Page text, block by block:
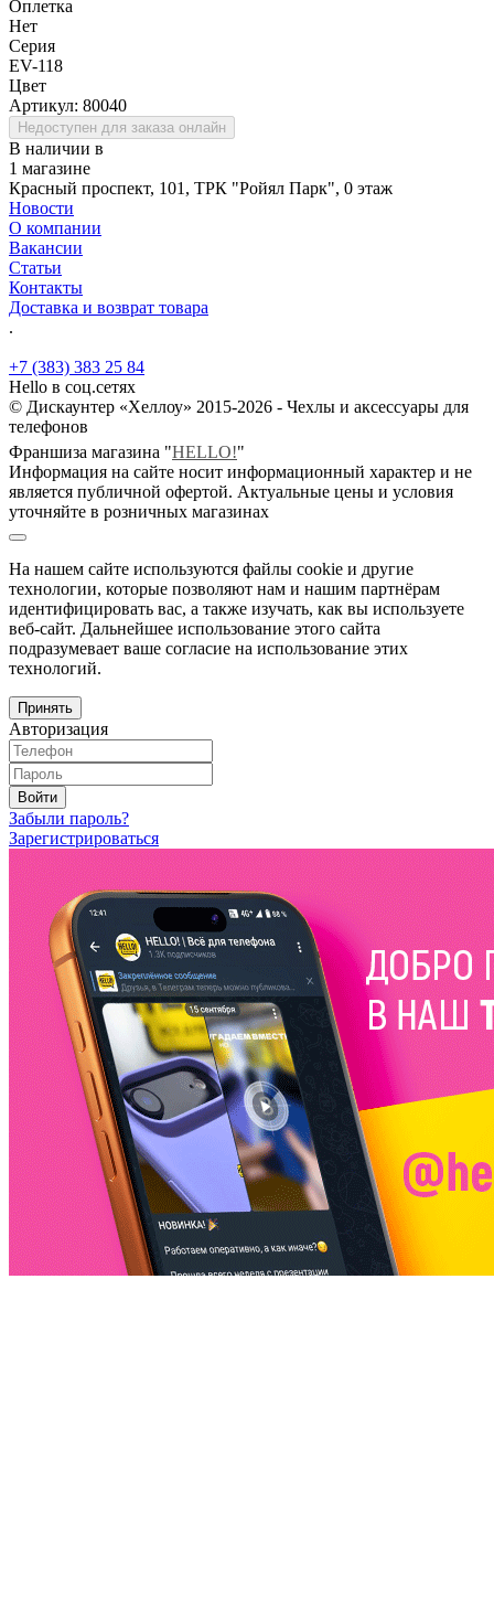
Оплетка
Нет
Серия
EV-118
Цвет
Артикул: 80040
Недоступен для заказа онлайн
В наличии в
1 магазине
Красный проспект, 101, ТРК "Ройял Парк", 0 этаж
Новости
О компании
Вакансии
Статьи
Контакты
Доставка и возврат товара
.
+7 (383) 383 25 84
Hello в соц.сетях
© Дискаунтер «Хеллоу» 2015-2026 - Чехлы и аксессуары для
телефонов
Франшиза магазина "HELLO!"
Информация на сайте носит информационный характер и не
является публичной офертой. Актуальные цены и условия
уточняйте в розничных магазинах
На нашем сайте используются файлы cookie и другие
технологии, которые позволяют нам и нашим партнёрам
идентифицировать вас, а также изучать, как вы используете
веб-сайт. Дальнейшее использование этого сайта
подразумевает ваше согласие на использование этих
технологий.
Принять
Авторизация
Войти
Забыли пароль?
Зарегистрироваться